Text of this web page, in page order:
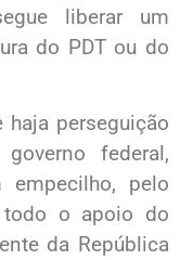
liberar um
do PDT ou do
perseguição
federal,
empecilho, pelo
todo o apoio do
da República